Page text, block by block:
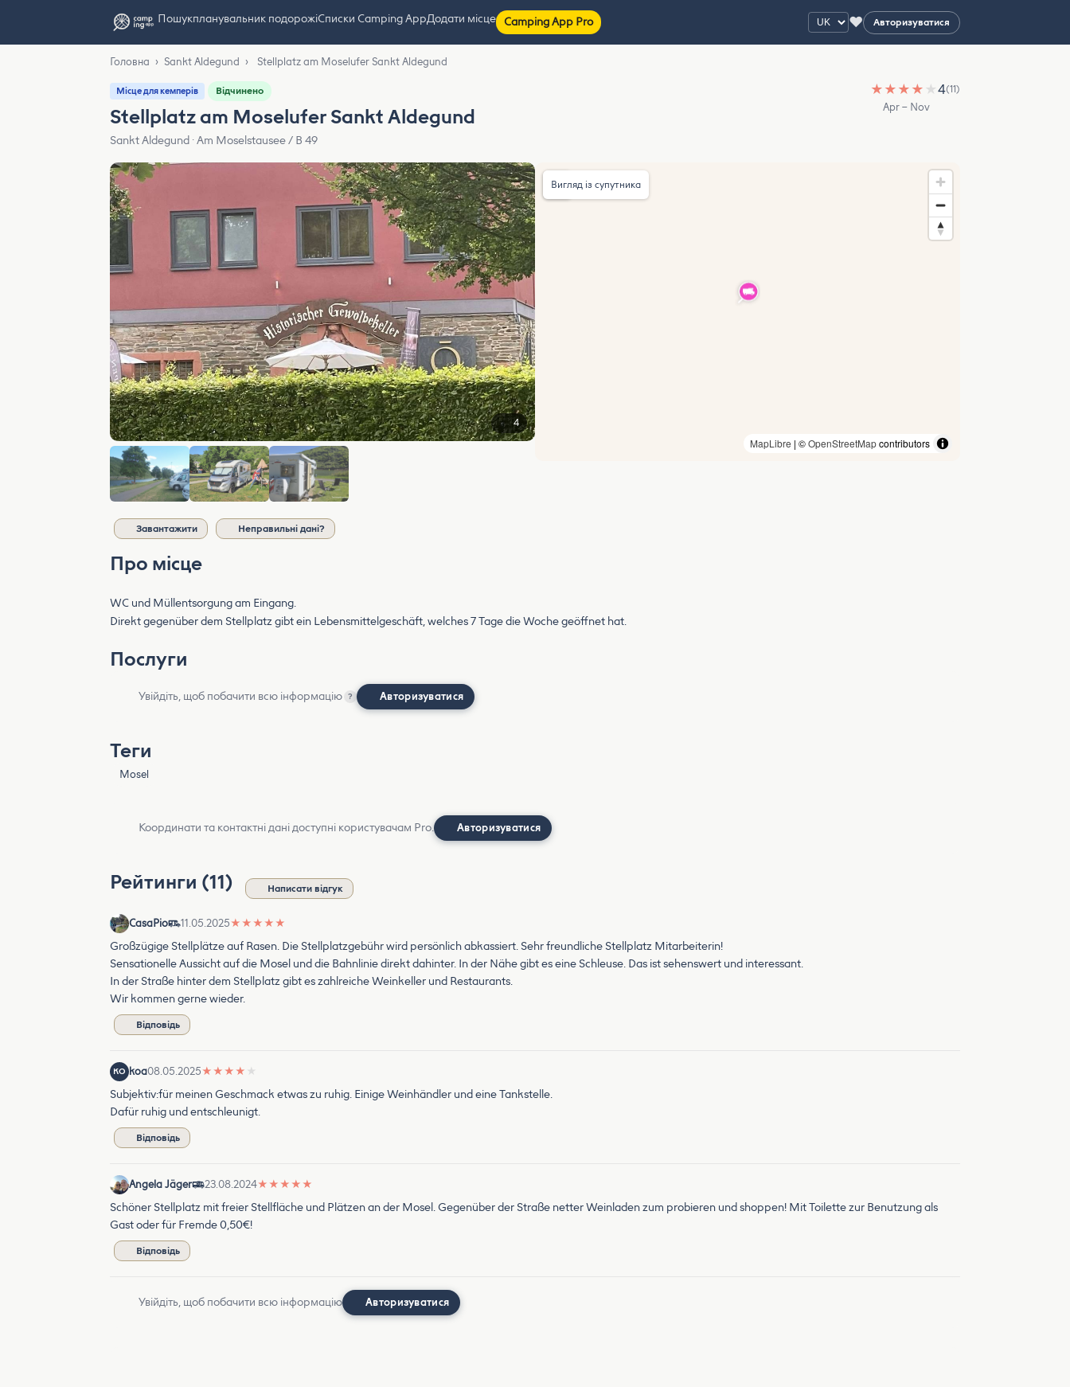
Пошукпланувальник подорожіСписки Camping AppДодати місце Camping App Pro ♥ Авторизуватися
Головна › Sankt Aldegund › Stellplatz am Moselufer Sankt Aldegund
Місце для кемперів Відчинено
Stellplatz am Moselufer Sankt Aldegund
Sankt Aldegund · Am Moselstausee / B 49
★ ★ ★ ★ ★4(11)
Apr – Nov
4
MapLibre | ©OpenStreetMapcontributors
Вигляд із супутника
Завантажити Неправильні дані?
Про місце
WC und Müllentsorgung am Eingang.
Direkt gegenüber dem Stellplatz gibt ein Lebensmittelgeschäft, welches 7 Tage die Woche geöffnet hat.
Послуги
Увійдіть, щоб побачити всю інформацію ? Авторизуватися
Теги
Mosel
Координати та контактні дані доступні користувачам Pro. Авторизуватися
Рейтинги (11) Написати відгук
CasaPio 11.05.2025★ ★ ★ ★ ★
Großzügige Stellplätze auf Rasen. Die Stellplatzgebühr wird persönlich abkassiert. Sehr freundliche Stellplatz Mitarbeiterin!
Sensationelle Aussicht auf die Mosel und die Bahnlinie direkt dahinter. In der Nähe gibt es eine Schleuse. Das ist sehenswert und interessant.
In der Straße hinter dem Stellplatz gibt es zahlreiche Weinkeller und Restaurants.
Wir kommen gerne wieder.
Відповідь
KO koa08.05.2025★ ★ ★ ★ ★
Subjektiv:für meinen Geschmack etwas zu ruhig. Einige Weinhändler und eine Tankstelle.
Dafür ruhig und entschleunigt.
Відповідь
Angela Jäger 23.08.2024★ ★ ★ ★ ★
Schöner Stellplatz mit freier Stellfläche und Plätzen an der Mosel. Gegenüber der Straße netter Weinladen zum probieren und shoppen! Mit Toilette zur Benutzung als
Gast oder für Fremde 0,50€!
Відповідь
Увійдіть, щоб побачити всю інформацію Авторизуватися